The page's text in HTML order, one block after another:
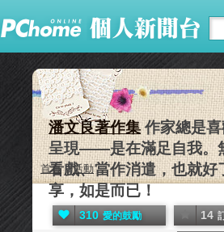
潘文良著作集 作家總是
呈現——是在滿足自我。
看戲、當作消遣，也就
享，如是而已！
310 愛的鼓勵 14
首頁 活動